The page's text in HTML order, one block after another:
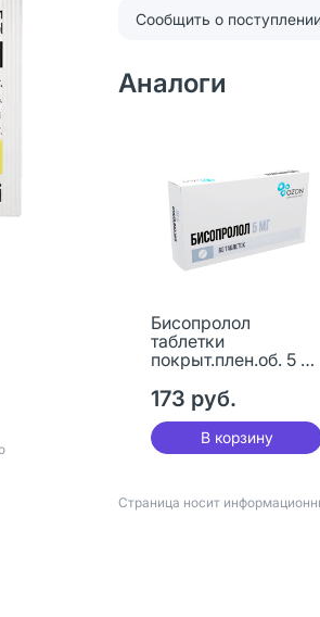
Сообщить о
Аналоги
Бисопролол
таблетки
покрыт.плен.об. 5 мг
173 руб.
В корзину
Страница носит